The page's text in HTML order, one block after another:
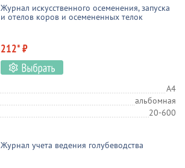
Журнал искусственного осеменения, запуска
и отелов коров и осемененных телок
212* ₽
А4
альбомная
20-600
Журнал учета ведения голубеводства